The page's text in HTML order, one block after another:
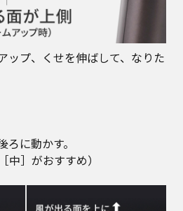
ップ、くせを伸ばして、なりた
に動かす。
中］がおすすめ）